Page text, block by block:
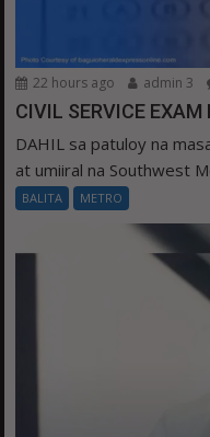
22 hours ago admin 3
CIVIL SERVICE
DAHIL sa patuloy na
at umiiral na Southwest
BALITA METRO